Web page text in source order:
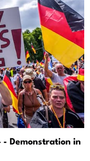
- Demonstration in